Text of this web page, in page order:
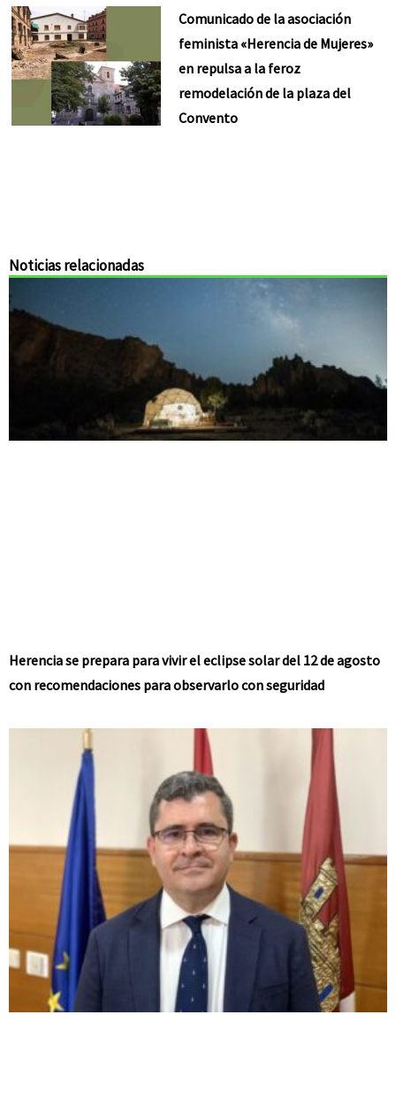
Comunicado de la asociación
feminista «Herencia de Mujeres»
en repulsa a la feroz
remodelación de la plaza del
Convento
Noticias relacionadas
Herencia se prepara para vivir el eclipse solar del 12 de agosto
con recomendaciones para observarlo con seguridad